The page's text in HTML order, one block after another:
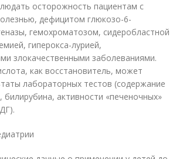
осторожность пациентам с
дефицитом глюкозо-6-
гемохроматозом, сидеробластной
гиперокса-лурией,
злокачественными заболеваниями.
как восстановитель, может
лабораторных тестов (содержание
билирубина, активности «печеночных»